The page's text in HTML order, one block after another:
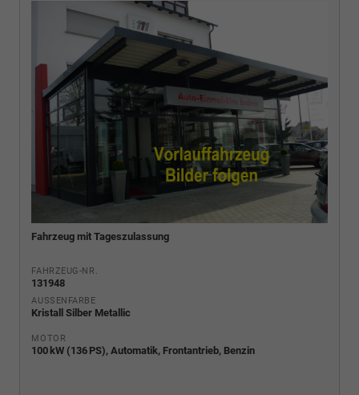
Fahrzeug mit Tageszulassung
FAHRZEUG-NR.
131948
AUSSENFARBE
Kristall Silber Metallic
MOTOR
100 kW (136 PS), Automatik, Frontantrieb, Benzin